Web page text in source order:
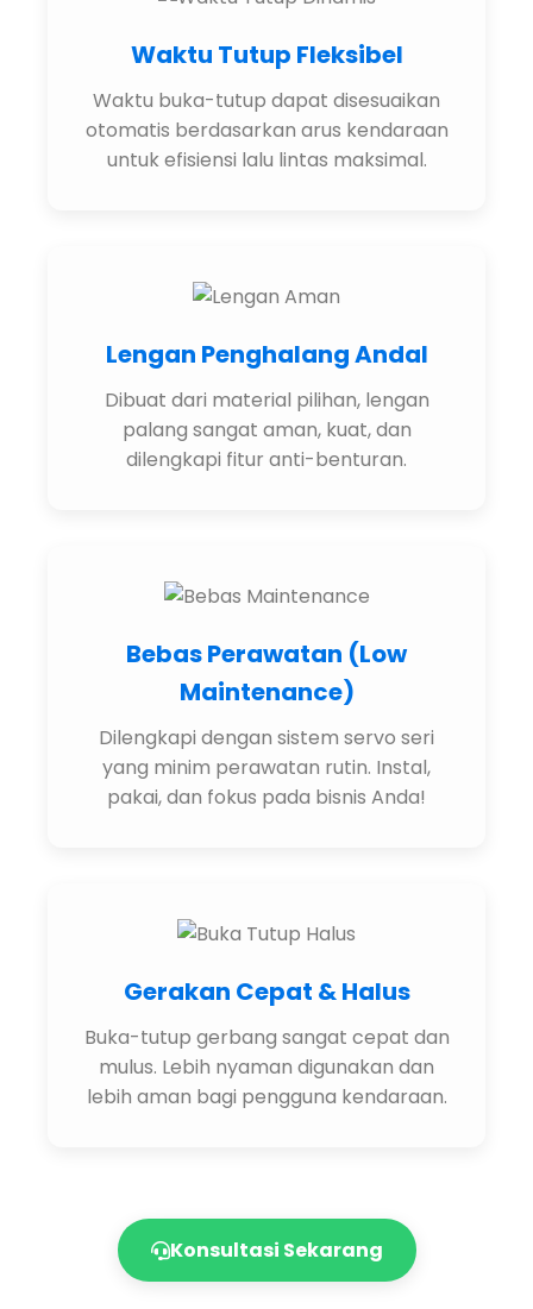
Waktu Tutup Fleksibel
Waktu buka-tutup dapat disesuaikan
otomatis berdasarkan arus kendaraan
untuk efisiensi lalu lintas maksimal.
Lengan Penghalang Andal
Dibuat dari material pilihan, lengan
palang sangat aman, kuat, dan
dilengkapi fitur anti-benturan.
Bebas Perawatan (Low
Maintenance)
Dilengkapi dengan sistem servo seri
yang minim perawatan rutin. Instal,
pakai, dan fokus pada bisnis Anda!
Gerakan Cepat & Halus
Buka-tutup gerbang sangat cepat dan
mulus. Lebih nyaman digunakan dan
lebih aman bagi pengguna kendaraan.
Konsultasi Sekarang